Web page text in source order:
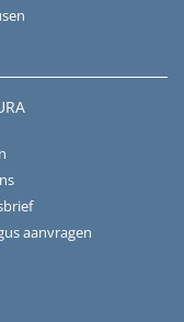
aanvragen